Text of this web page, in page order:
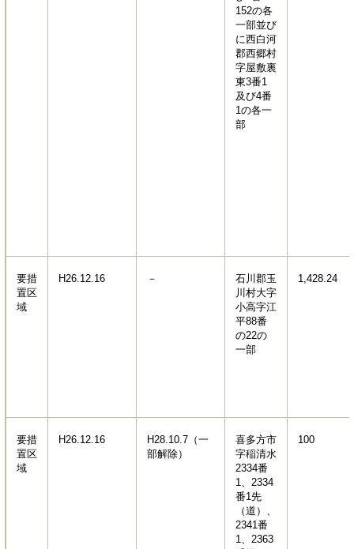
152の各
一部並び
に西白河
郡西郷村
字屋敷裏
東3番1
及び4番
1の各一
部
要措
置区
域
H26.12.16 －
石川郡玉
川村大字
小高字江
平88番
の22の
一部
1,428.24
要措
置区
域
H26.12.16
H28.10.7（一
部解除）
喜多方市
字稲清水
2334番
1、2334
番1先
（道）、
2341番
1、2363
100